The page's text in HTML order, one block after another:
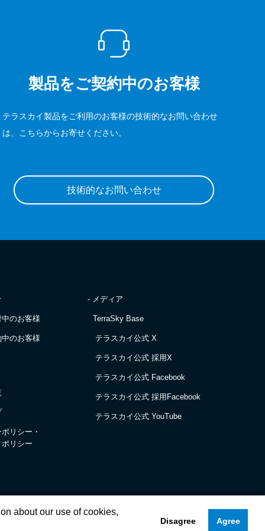
製品をご契約中のお客様
テラスカイ製品をご利用のお客様の技術的なお問い合わせ
は、こちらからお寄せください。
技術的なお問い合わせ
のお客様
のお客様
リシー・
リシー
- メディア
TerraSky Base
テラスカイ公式 X
テラスカイ公式 採用X
テラスカイ公式 Facebook
テラスカイ公式 採用Facebook
テラスカイ公式 YouTube
about our use of cookies,
Disagree Agree